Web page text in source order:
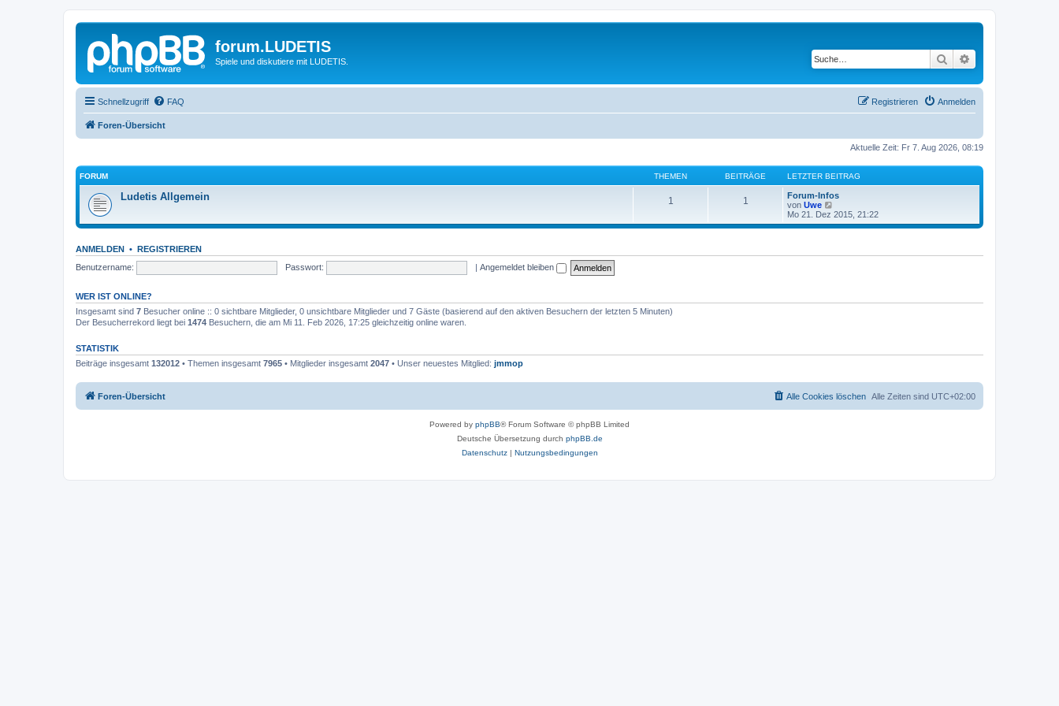
forum.LUDETIS
Spiele und diskutiere mit LUDETIS. Suche
Schnellzugriff FAQ Anmelden
Registrieren
Foren-Übersicht
Aktuelle Zeit: Fr 7. Aug 2026, 08:19
FORUM THEMEN BEITRÄGE LETZTER BEITRAG
Ludetis Allgemein 1 1
Forum-Infos
von Uwe
e
u
Mo 21. Dez 2015, 21:22
ANMELDEN • REGISTRIEREN
Benutzername:
Passwort: | Angemeldet bleiben
WER IST ONLINE?
Insgesamt sind 7 Besucher online :: 0 sichtbare Mitglieder, 0 unsichtbare Mitglieder und 7 Gäste (basierend auf den aktiven Besuchern der letzten 5 Minuten)
Der Besucherrekord liegt bei 1474 Besuchern, die am Mi 11. Feb 2026, 17:25 gleichzeitig online waren.
STATISTIK
Beiträge insgesamt 132012 • Themen insgesamt 7965 • Mitglieder insgesamt 2047 • Unser neuestes Mitglied: jmmop
Foren-Übersicht Alle Zeiten sind UTC+02:00
Alle Cookies löschen
Powered by phpBB® Forum Software © phpBB Limited
Deutsche Übersetzung durch phpBB.de
Datenschutz| Nutzungsbedingungen